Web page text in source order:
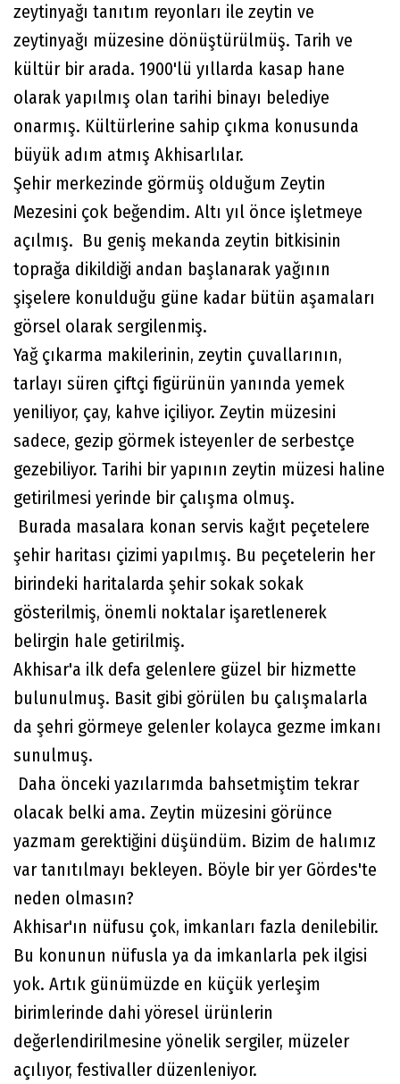
zeytinyağı tanıtım reyonları ile zeytin ve
zeytinyağı müzesine dönüştürülmüş. Tarih ve
kültür bir arada. 1900'lü yıllarda kasap hane
olarak yapılmış olan tarihi binayı belediye
onarmış. Kültürlerine sahip çıkma konusunda
büyük adım atmış Akhisarlılar.
Şehir merkezinde görmüş olduğum Zeytin
Mezesini çok beğendim. Altı yıl önce işletmeye
açılmış. Bu geniş mekanda zeytin bitkisinin
toprağa dikildiği andan başlanarak yağının
şişelere konulduğu güne kadar bütün aşamaları
görsel olarak sergilenmiş.
Yağ çıkarma makilerinin, zeytin çuvallarının,
tarlayı süren çiftçi figürünün yanında yemek
yeniliyor, çay, kahve içiliyor. Zeytin müzesini
sadece, gezip görmek isteyenler de serbestçe
gezebiliyor. Tarihi bir yapının zeytin müzesi haline
getirilmesi yerinde bir çalışma olmuş.
Burada masalara konan servis kağıt peçetelere
şehir haritası çizimi yapılmış. Bu peçetelerin her
birindeki haritalarda şehir sokak sokak
gösterilmiş, önemli noktalar işaretlenerek
belirgin hale getirilmiş.
Akhisar'a ilk defa gelenlere güzel bir hizmette
bulunulmuş. Basit gibi görülen bu çalışmalarla
da şehri görmeye gelenler kolayca gezme imkanı
sunulmuş.
Daha önceki yazılarımda bahsetmiştim tekrar
olacak belki ama. Zeytin müzesini görünce
yazmam gerektiğini düşündüm. Bizim de halımız
var tanıtılmayı bekleyen. Böyle bir yer Gördes'te
neden olmasın?
Akhisar'ın nüfusu çok, imkanları fazla denilebilir.
Bu konunun nüfusla ya da imkanlarla pek ilgisi
yok. Artık günümüzde en küçük yerleşim
birimlerinde dahi yöresel ürünlerin
değerlendirilmesine yönelik sergiler, müzeler
açılıyor, festivaller düzenleniyor.